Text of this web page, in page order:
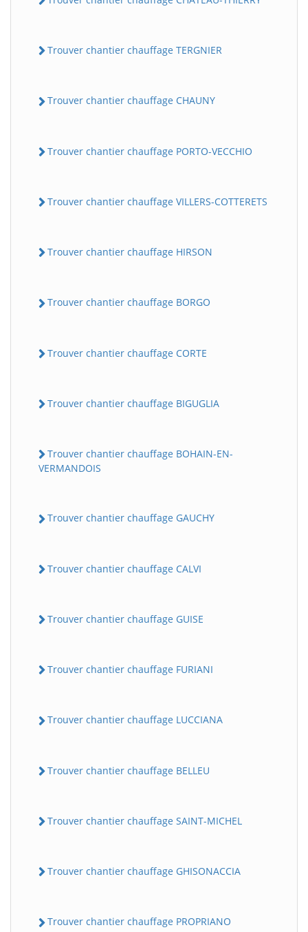
Trouver chantier chauffage TERGNIER
Trouver chantier chauffage CHAUNY
Trouver chantier chauffage PORTO-VECCHIO
Trouver chantier chauffage VILLERS-COTTERETS
Trouver chantier chauffage HIRSON
Trouver chantier chauffage BORGO
Trouver chantier chauffage CORTE
Trouver chantier chauffage BIGUGLIA
Trouver chantier chauffage BOHAIN-EN-
VERMANDOIS
Trouver chantier chauffage GAUCHY
Trouver chantier chauffage CALVI
Trouver chantier chauffage GUISE
Trouver chantier chauffage FURIANI
Trouver chantier chauffage LUCCIANA
Trouver chantier chauffage BELLEU
Trouver chantier chauffage SAINT-MICHEL
Trouver chantier chauffage GHISONACCIA
Trouver chantier chauffage PROPRIANO